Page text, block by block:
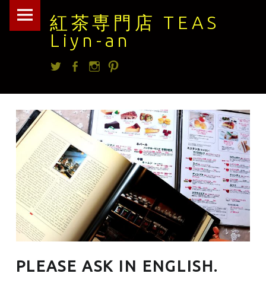
紅茶専門店 TEAS
Liyn-an
紅
Liyn-
an
navigation
Skip
Twitterfacebook
Instagram
PLEASE ASK IN ENGLISH.